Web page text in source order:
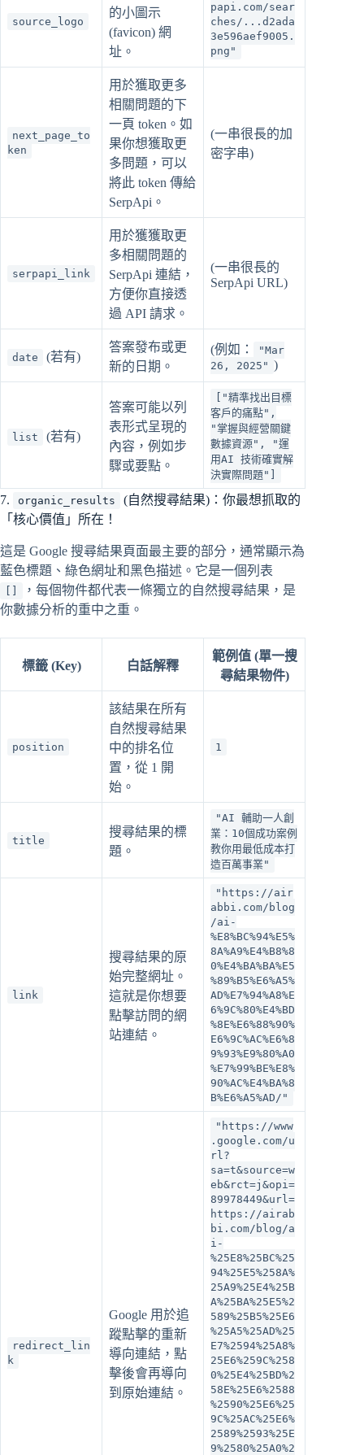
source_logo
的小圖示
(favicon) 網
址。
papi.com/sear
ches/...d2ada
3e596aef9005.
png"
next_page_to
ken
用於獲取更多
相關問題的下
一頁 token。如
果你想獲取更
多問題，可以
將此 token 傳給
SerpApi。
(一串很長的加
密字串)
serpapi_link
用於獲獲取更
多相關問題的
SerpApi 連結，
方便你直接透
過 API 請求。
(一串很長的
SerpApi URL)
date (若有)
答案發布或更
新的日期。
(例如：
"Mar
26, 2025" )
list (若有)
答案可能以列
表形式呈現的
內容，例如步
驟或要點。
["精準找出目標
客戶的痛點",
"掌握與經營關鍵
數據資源", "運
用AI 技術確實解
決實際問題"]
7. organic_results
(自然搜尋結果)：你最想抓取的
「核心價值」所在！
這是 Google 搜尋結果頁面最主要的部分，通常顯示為
藍色標題、綠色網址和黑色描述。它是一個列表
，每個物件都代表一條獨立的自然搜尋結果，是
你數據分析的重中之重。
標籤 (Key) 白話解釋
範例值 (單一搜
尋結果物件)
position
該結果在所有
自然搜尋結果
中的排名位
置，從 1 開
始。
1
title
搜尋結果的標
題。
"AI 輔助一人創
業：10個成功案例
教你用最低成本打
造百萬事業"
link
搜尋結果的原
始完整網址。
這就是你想要
點擊訪問的網
站連結。
"https://air
abbi.com/blog
/ai-
%E8%BC%94%E5%
8A%A9%E4%B8%8
0%E4%BA%BA%E5
%89%B5%E6%A5%
AD%E7%94%A8%E
6%9C%80%E4%BD
%8E%E6%88%90%
E6%9C%AC%E6%8
9%93%E9%80%A0
%E7%99%BE%E8%
90%AC%E4%BA%8
B%E6%A5%AD/"
redirect_lin
k
Google 用於追
蹤點擊的重新
導向連結，點
擊後會再導向
到原始連結。
"https://www
.google.com/u
rl?
sa=t&source=w
eb&rct=j&opi=
89978449&url=
https://airab
bi.com/blog/a
i-
%25E8%25BC%25
94%25E5%258A%
25A9%25E4%25B
A%25BA%25E5%2
589%25B5%25E6
%25A5%25AD%25
E7%2594%25A8%
25E6%259C%258
0%25E4%25BD%2
58E%25E6%2588
%2590%25E6%25
9C%25AC%25E6%
2589%2593%25E
9%2580%25A0%2